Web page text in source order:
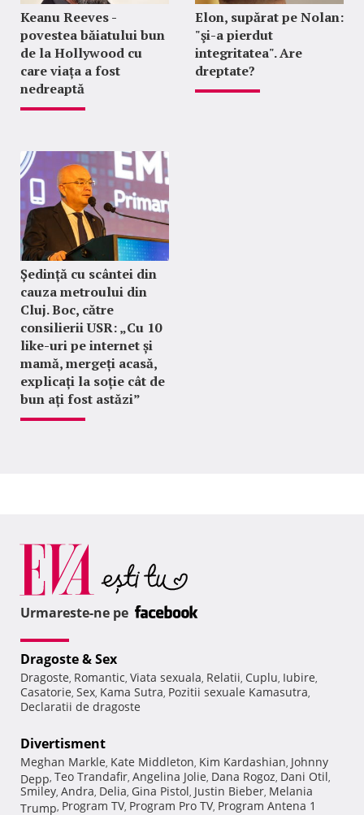
Keanu Reeves -
povestea băiatului bun
de la Hollywood cu
care viața a fost
nedreaptă
Elon, supărat pe Nolan:
"şi-a pierdut
integritatea". Are
dreptate?
Ședință cu scântei din
cauza metroului din
Cluj. Boc, către
consilierii USR: „Cu 10
like-uri pe internet și
mamă, mergeți acasă,
explicați la soție cât de
bun ați fost astăzi”
Urmareste-ne pe
Dragoste & Sex
Dragoste, Romantic, Viata sexuala, Relatii, Cuplu, Iubire,
Casatorie, Sex, Kama Sutra, Pozitii sexuale Kamasutra,
Declaratii de dragoste
Divertisment
Meghan Markle, Kate Middleton, Kim Kardashian, Johnny
Depp, Teo Trandafir, Angelina Jolie, Dana Rogoz, Dani Otil,
Smiley, Andra, Delia, Gina Pistol, Justin Bieber, Melania
Trump, Program TV, Program Pro TV, Program Antena 1